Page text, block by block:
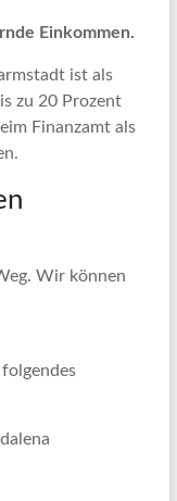
Einkommen.
ist als
zu 20 Prozent
Finanzamt als
Wir können